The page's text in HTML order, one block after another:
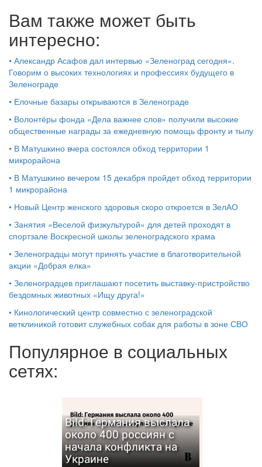
Вам также может быть
интересно:
• Александр Асафов дал интервью «Зеленоград сегодня».
Говорим о высоких технологиях и профессиях будущего в
Зеленограде
• Елочные базары открываются в Зеленограде
• Волонтёры фонда «Дела важнее слов» получили высокие
общественные награды за ежедневную помощь фронту и тылу
• В Матушкино вчера состоялся обход территории 1
микрорайона
• В Матушкино вечером 15 декабря пройдет обход территории
1 микрорайона
• Новый Центр женского здоровья скоро откроется в ЗелАО
• Занятия «Веселой физкультурой» для детей проходят в
спортзале Воскресной школы зеленоградского храма
• Зеленоградцы могут принять участие в благотворительной
акции «Добрая елка»
• Зеленоградцев приглашают посетить выставку-пристройство
бездомных животных «Ищу друга!»
• Кинологический центр совместно с зеленоградской
ветклиникой готовит служебных собак для работы в зоне СВО
Популярное в социальных
сетях:
Bild: Германия выслала
около 400 россиян с
начала конфликта на
Украине